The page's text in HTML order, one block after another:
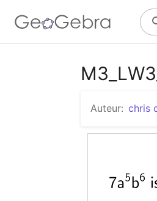
Auteur: chris